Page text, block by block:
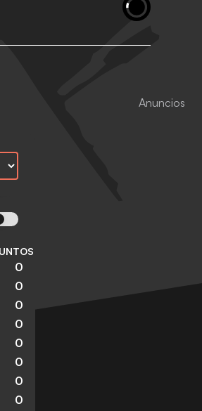
0
0
0
0
0
0
0
0